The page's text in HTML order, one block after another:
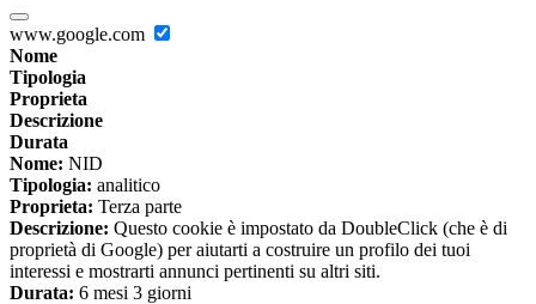
www.google.com
Nome
Tipologia
Proprieta
Descrizione
Durata
Nome: NID
Tipologia: analitico
Proprieta: Terza parte
Descrizione: Questo cookie è impostato da DoubleClick (che è di
proprietà di Google) per aiutarti a costruire un profilo dei tuoi
interessi e mostrarti annunci pertinenti su altri siti.
Durata: 6 mesi 3 giorni